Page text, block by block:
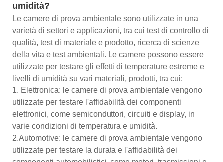
umidità?
Le camere di prova ambientale sono utilizzate in una
varietà di settori e applicazioni, tra cui test di controllo di
qualità, test di materiale e prodotto, ricerca di scienze
della vita e test ambientali. Le camere possono essere
utilizzate per testare gli effetti di temperature estreme e
livelli di umidità su vari materiali, prodotti, tra cui:
1. Elettronica: le camere di prova ambientale vengono
utilizzate per testare l'affidabilità dei componenti
elettronici, come semiconduttori, circuiti e display, in
varie condizioni di temperatura e umidità.
2.Automotive: le camere di prova ambientale vengono
utilizzate per testare la durata e l'affidabilità dei